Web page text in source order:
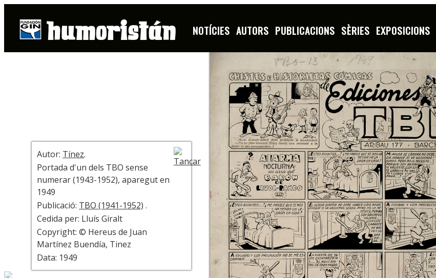
NOTÍCIES AUTORS PUBLICACIONS SÈRIES EXPOSICIONS
+ INFO
Autor: Tínez.
Portada d'un dels TBO sense
numerar (1943-1952), aparegut en
1949
Publicació: TBO (1941-1952) .
Cedida per: Lluís Giralt
Copyright: © Hereus de Juan
Martínez Buendía, Tinez
Data: 1949